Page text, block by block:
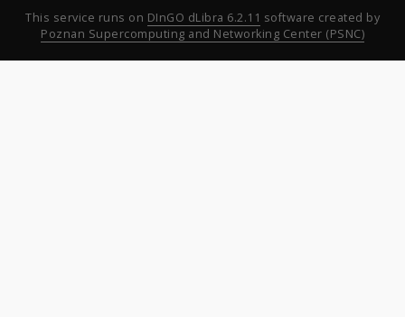
This service runs on DInGO dLibra 6.2.11 software created by
Poznan Supercomputing and Networking Center (PSNC)